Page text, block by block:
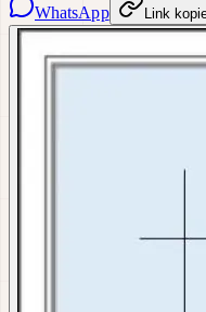
WhatsApp Link